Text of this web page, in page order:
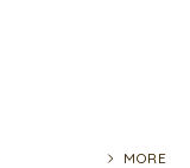
MORE